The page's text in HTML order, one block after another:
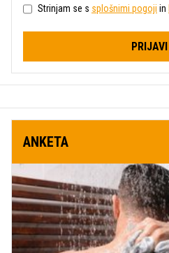
Strinjam se s splošnimi pogoji in
ANKETA